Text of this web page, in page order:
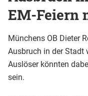
EM-Feiern
Münchens OB Dieter
Ausbruch in der Stadt
Auslöser könnten
sein.